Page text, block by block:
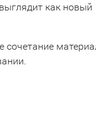
как новый